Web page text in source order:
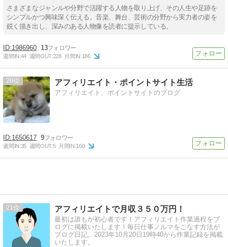
さまざまなジャンルや分野で活躍する人物を取り上げ、その人生や足跡を
シンプルかつ興味深く伝える。音楽、舞台、芸術の分野から実力者の姿を
鋭く描き出し、深みのある人物像を読者に提示している。
1986960 13
週間IN:44 週間OUT:228 月間IN:186
20 アフィリエイト・ポイントサイト生活
アフィリエイト、ポイントサイトのブログ
1650617 9
週間IN:35 週間OUT:5 月間IN:160
21 アフィリエイトで月収３５０万円！
最初は誰もが初心者です！アフィリエイト作業過程をブ
ログに掲載いたします！毎日仕事ノルマをこなす方法が
ブログ日記。2023年10月20日19時40から作業記録を掲載
いたします。